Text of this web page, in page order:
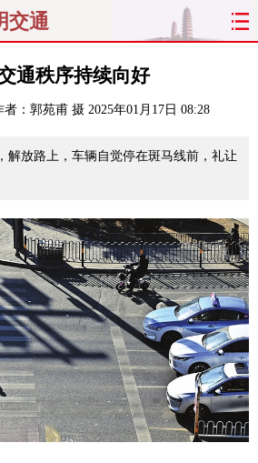
交通
焦 太原
注 文明 出行
光 综合 专题
读 最太原 网罗民生
晚报 热评 社区
通秩序持续向好
者：郭苑甫 摄 2025年01月17日 08:28
解放路上，车辆自觉停在斑马线前，礼让